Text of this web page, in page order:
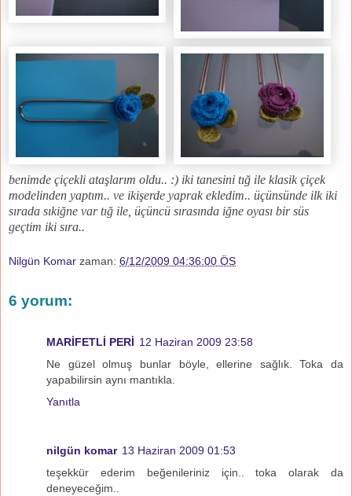
benimde çiçekli ataşlarım oldu.. :) iki tanesini tığ ile klasik çiçek
modelinden yaptım.. ve ikişerde yaprak ekledim.. üçünsünde ilk iki
sırada sıkiğne var tığ ile, üçüncü sırasında iğne oyası bir süs
geçtim iki sıra..
Nilgün Komar zaman: 6/12/2009 04:36:00 ÖS
6 yorum:
MARİFETLİ PERİ 12 Haziran 2009 23:58
Ne güzel olmuş bunlar böyle, ellerine sağlık. Toka da
yapabilirsin aynı mantıkla.
Yanıtla
nilgün komar 13 Haziran 2009 01:53
teşekkür ederim beğenileriniz için.. toka olarak da
deneyeceğim..